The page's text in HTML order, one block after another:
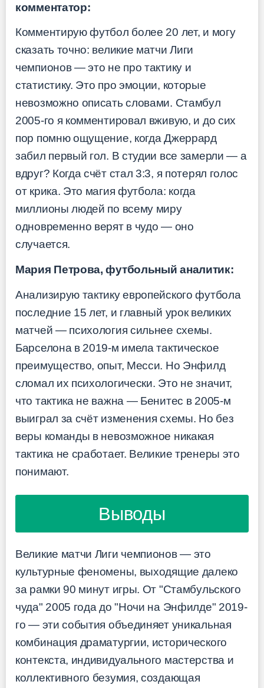
комментатор:
Комментирую футбол более 20 лет, и могу
сказать точно: великие матчи Лиги
чемпионов — это не про тактику и
статистику. Это про эмоции, которые
невозможно описать словами. Стамбул
2005-го я комментировал вживую, и до сих
пор помню ощущение, когда Джеррард
забил первый гол. В студии все замерли — а
вдруг? Когда счёт стал 3:3, я потерял голос
от крика. Это магия футбола: когда
миллионы людей по всему миру
одновременно верят в чудо — оно
случается.
Мария Петрова, футбольный аналитик:
Анализирую тактику европейского футбола
последние 15 лет, и главный урок великих
матчей — психология сильнее схемы.
Барселона в 2019-м имела тактическое
преимущество, опыт, Месси. Но Энфилд
сломал их психологически. Это не значит,
что тактика не важна — Бенитес в 2005-м
выиграл за счёт изменения схемы. Но без
веры команды в невозможное никакая
тактика не сработает. Великие тренеры это
понимают.
Выводы
Великие матчи Лиги чемпионов — это
культурные феномены, выходящие далеко
за рамки 90 минут игры. От "Стамбульского
чуда" 2005 года до "Ночи на Энфилде" 2019-
го — эти события объединяет уникальная
комбинация драматургии, исторического
контекста, индивидуального мастерства и
коллективного безумия, создающая